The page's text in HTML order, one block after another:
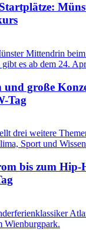
und große
Tag
bis zum Hip-